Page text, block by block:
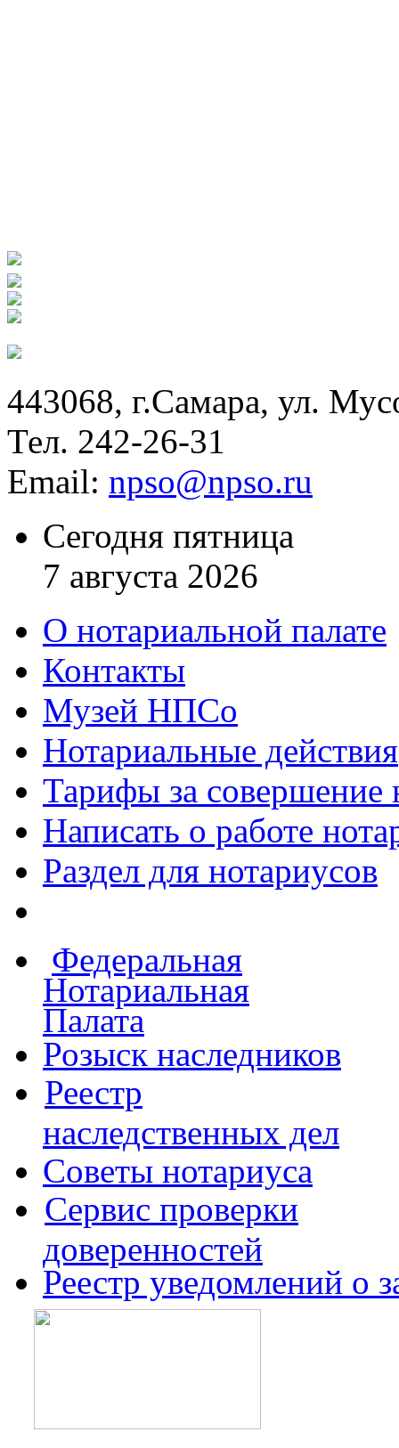
443068, г.Самара, ул.
Тел. 242-26-31
Email: npso@npso.ru
Сегодня пятница
7 августа 2026
О нотариальной палате
Контакты
Музей НПСо
Нотариальные действия
Тарифы за совершение
Написать о работе
Раздел для нотариусов
Федеральная
Нотариальная
Палата
Розыск наследников
Реестр
наследственных дел
Советы нотариуса
Сервис проверки
доверенностей
Реестр уведомлений о